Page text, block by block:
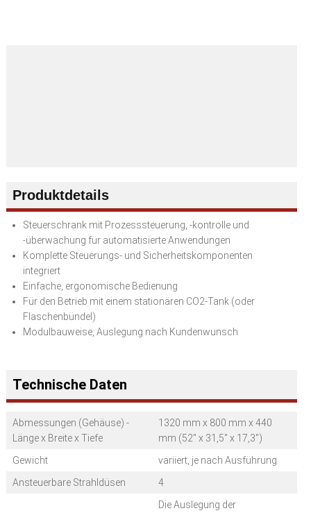
Produktdetails
Steuerschrank mit Prozesssteuerung, -kontrolle und
-überwachung für automatisierte Anwendungen
Komplette Steuerungs- und Sicherheitskomponenten
integriert
Einfache, ergonomische Bedienung
Für den Betrieb mit einem stationären CO2-Tank (oder
Flaschenbündel)
Modulbauweise, Auslegung nach Kundenwunsch
Technische Daten
Abmessungen (Gehäuse) -
Länge x Breite x Tiefe
1320 mm x 800 mm x 440
mm (52" x 31,5" x 17,3")
Gewicht
variiert, je nach Ausführung
Ansteuerbare Strahldüsen
4
Die Auslegung der